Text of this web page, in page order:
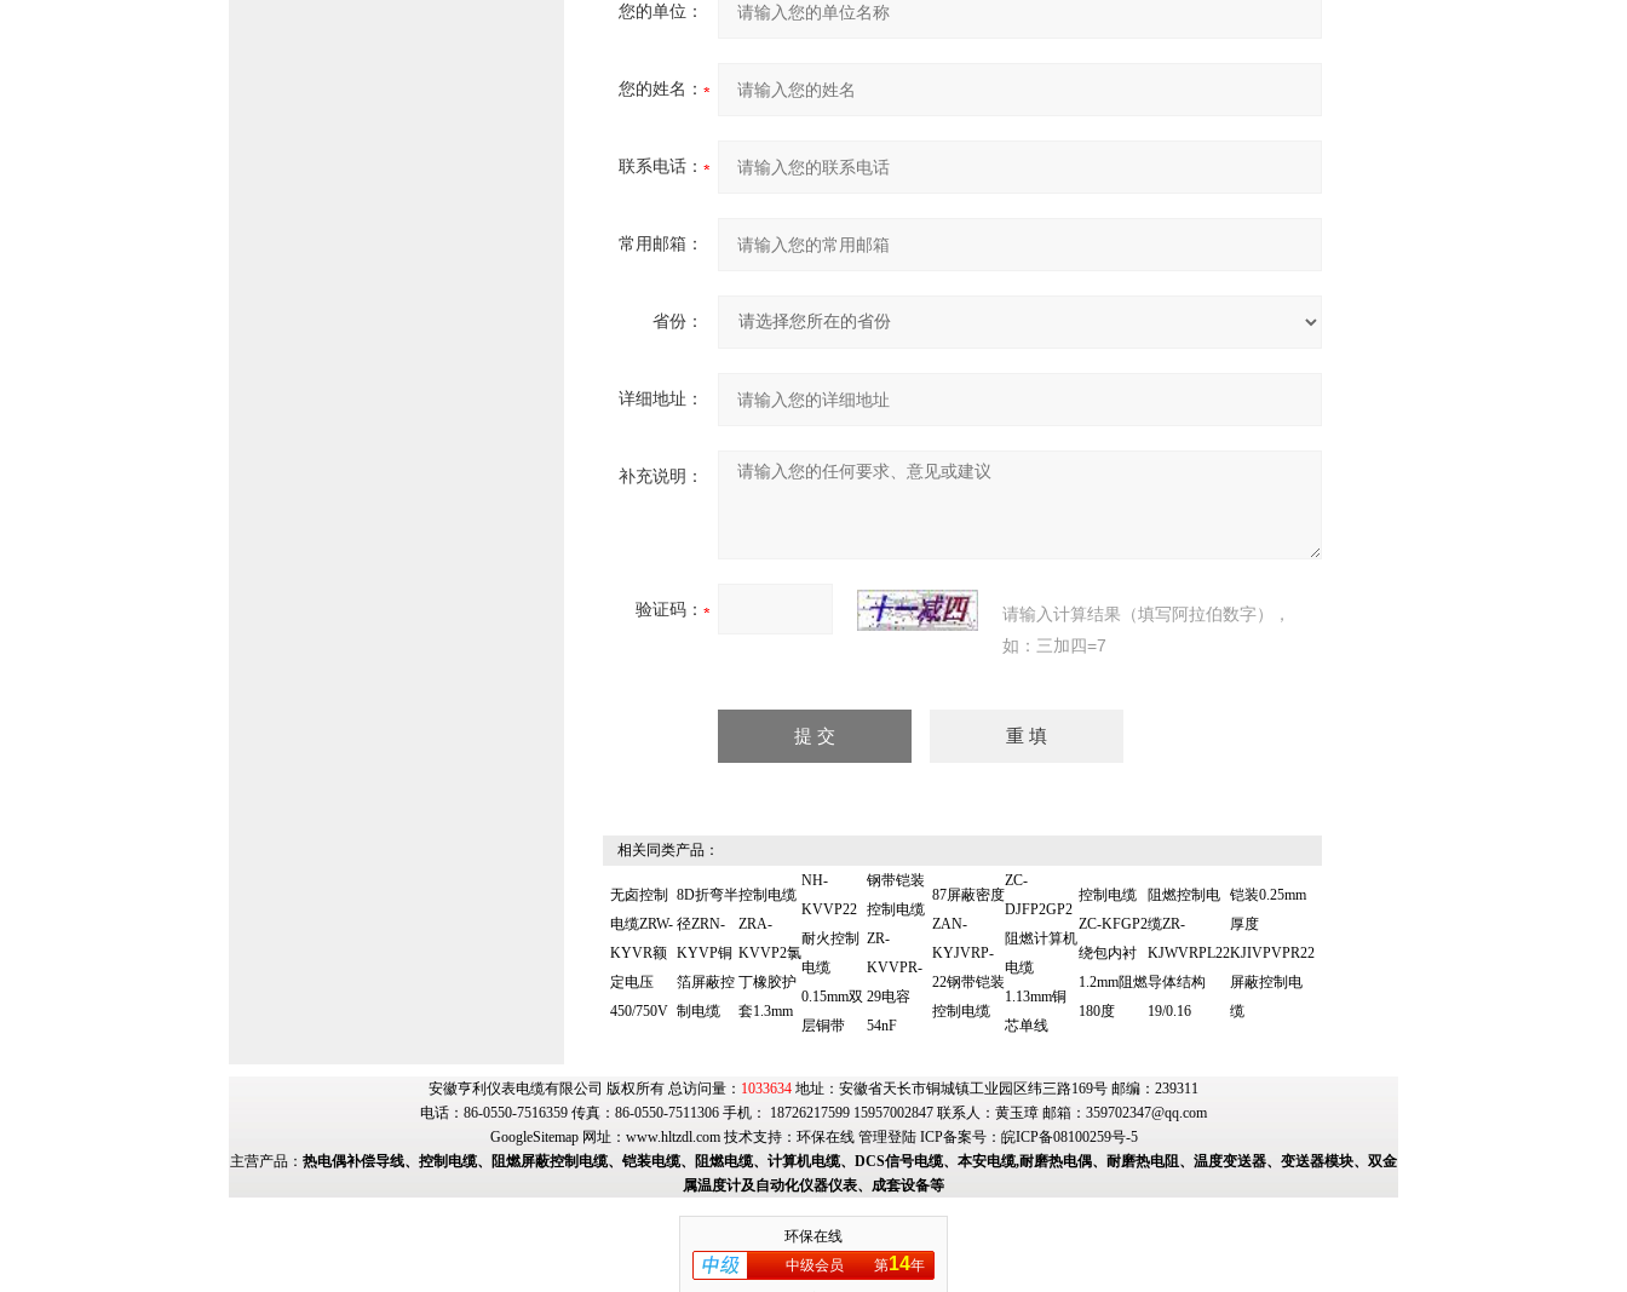
您的单位：
您的姓名：
联系电话：
常用邮箱：
省份：
详细地址：
补充说明：
验证码：
请输入计算结果（填写阿拉伯数字），
如：三加四=7
相关同类产品：
无卤控制
电缆ZRW-
KYVR额
定电压
450/750V
8D折弯半
径ZRN-
KYVP铜
箔屏蔽控
制电缆
控制电缆
ZRA-
KVVP2氯
丁橡胶护
套1.3mm
NH-
KVVP22
耐火控制
电缆
0.15mm双
层铜带
钢带铠装
控制电缆
ZR-
KVVPR-
29电容
54nF
87屏蔽密度
ZAN-
KYJVRP-
22钢带铠装
控制电缆
ZC-
DJFP2GP2
阻燃计算机
电缆
1.13mm铜
芯单线
控制电缆
ZC-KFGP2
绕包内衬
1.2mm阻燃
180度
阻燃控制电
缆ZR-
KJWVRPL22
导体结构
19/0.16
铠装0.25mm
厚度
KJIVPVPR22
屏蔽控制电
缆
安徽亨利仪表电缆有限公司 版权所有 总访问量： 1033634 地址：安徽省天长市铜城镇工业园区纬三路169号 邮编：239311
电话：86-0550-7516359 传真：86-0550-7511306 手机： 18726217599 15957002847 联系人：黄玉璋 邮箱： 359702347@qq.com
GoogleSitemap网址： www.hltzdl.com技术支持： 环保在线 管理登陆ICP备案号： 皖ICP备08100259号-5
主营产品： 热电偶补偿导线、控制电缆、阻燃屏蔽控制电缆、铠装电缆、阻燃电缆、计算机电缆、DCS信号电缆、本安电缆,耐磨热电偶、耐磨热电阻、温度变送器、变送器模块、双金
属温度计及自动化仪器仪表、成套设备等
环保在线
中级会员
第14年